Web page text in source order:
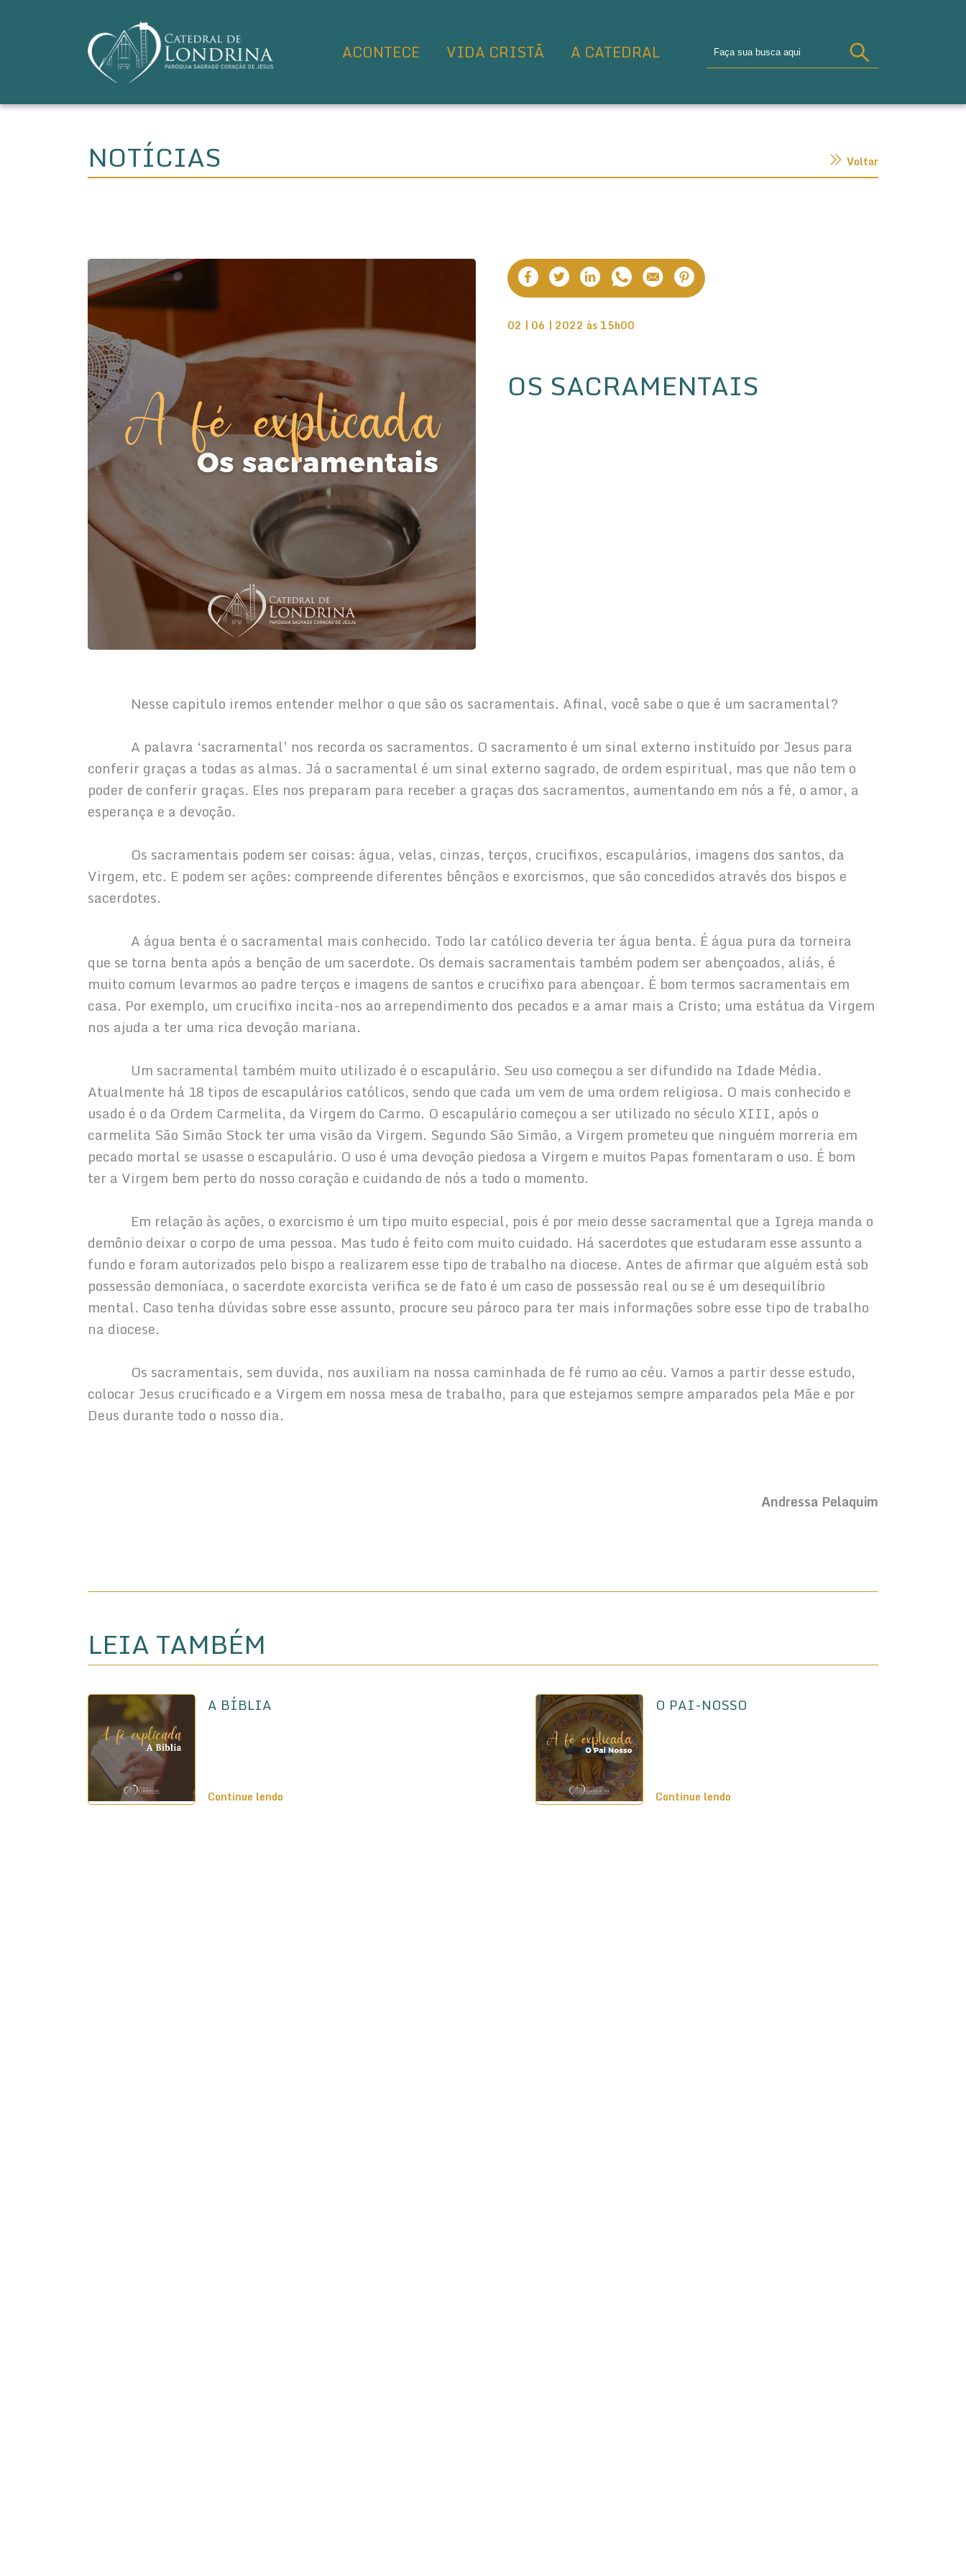
ACONTECE VIDA CRISTÃ A CATEDRAL
NOTÍCIAS Voltar
02 | 06 | 2022 às 15h00
OS SACRAMENTAIS
Nesse capitulo iremos entender melhor o que são os sacramentais. Afinal, você sabe o que é um sacramental?
A palavra ‘sacramental’ nos recorda os sacramentos. O sacramento é um sinal externo instituído por Jesus para
conferir graças a todas as almas. Já o sacramental é um sinal externo sagrado, de ordem espiritual, mas que não tem o
poder de conferir graças. Eles nos preparam para receber a graças dos sacramentos, aumentando em nós a fé, o amor, a
esperança e a devoção.
Os sacramentais podem ser coisas: água, velas, cinzas, terços, crucifixos, escapulários, imagens dos santos, da
Virgem, etc. E podem ser ações: compreende diferentes bênçãos e exorcismos, que são concedidos através dos bispos e
sacerdotes.
A água benta é o sacramental mais conhecido. Todo lar católico deveria ter água benta. É água pura da torneira
que se torna benta após a benção de um sacerdote. Os demais sacramentais também podem ser abençoados, aliás, é
muito comum levarmos ao padre terços e imagens de santos e crucifixo para abençoar. É bom termos sacramentais em
casa. Por exemplo, um crucifixo incita-nos ao arrependimento dos pecados e a amar mais a Cristo; uma estátua da Virgem
nos ajuda a ter uma rica devoção mariana.
Um sacramental também muito utilizado é o escapulário. Seu uso começou a ser difundido na Idade Média.
Atualmente há 18 tipos de escapulários católicos, sendo que cada um vem de uma ordem religiosa. O mais conhecido e
usado é o da Ordem Carmelita, da Virgem do Carmo. O escapulário começou a ser utilizado no século XIII, após o
carmelita São Simão Stock ter uma visão da Virgem. Segundo São Simão, a Virgem prometeu que ninguém morreria em
pecado mortal se usasse o escapulário. O uso é uma devoção piedosa a Virgem e muitos Papas fomentaram o uso. É bom
ter a Virgem bem perto do nosso coração e cuidando de nós a todo o momento.
Em relação às ações, o exorcismo é um tipo muito especial, pois é por meio desse sacramental que a Igreja manda o
demônio deixar o corpo de uma pessoa. Mas tudo é feito com muito cuidado. Há sacerdotes que estudaram esse assunto a
fundo e foram autorizados pelo bispo a realizarem esse tipo de trabalho na diocese. Antes de afirmar que alguém está sob
possessão demoníaca, o sacerdote exorcista verifica se de fato é um caso de possessão real ou se é um desequilíbrio
mental. Caso tenha dúvidas sobre esse assunto, procure seu pároco para ter mais informações sobre esse tipo de trabalho
na diocese.
Os sacramentais, sem duvida, nos auxiliam na nossa caminhada de fé rumo ao céu. Vamos a partir desse estudo,
colocar Jesus crucificado e a Virgem em nossa mesa de trabalho, para que estejamos sempre amparados pela Mãe e por
Deus durante todo o nosso dia.
Andressa Pelaquim
LEIA TAMBÉM
A BÍBLIA
Continue lendo
O PAI-NOSSO
Continue lendo